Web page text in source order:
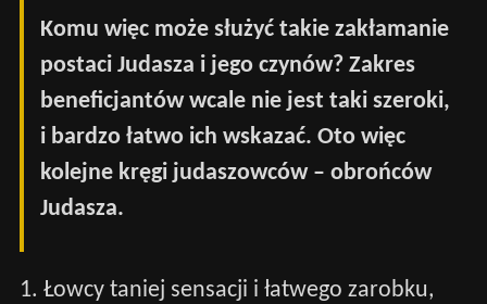
Komu więc może służyć takie zakłamanie
postaci Judasza i jego czynów? Zakres
beneficjantów wcale nie jest taki szeroki,
i bardzo łatwo ich wskazać. Oto więc
kolejne kręgi judaszowców – obrońców
Judasza.
1. Łowcy taniej sensacji i łatwego zarobku,